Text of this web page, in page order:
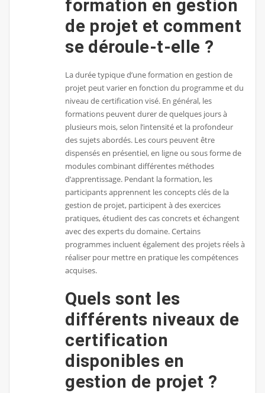
formation en gestion
de projet et comment
se déroule-t-elle ?
La durée typique d’une formation en gestion de
projet peut varier en fonction du programme et du
niveau de certification visé. En général, les
formations peuvent durer de quelques jours à
plusieurs mois, selon l’intensité et la profondeur
des sujets abordés. Les cours peuvent être
dispensés en présentiel, en ligne ou sous forme de
modules combinant différentes méthodes
d’apprentissage. Pendant la formation, les
participants apprennent les concepts clés de la
gestion de projet, participent à des exercices
pratiques, étudient des cas concrets et échangent
avec des experts du domaine. Certains
programmes incluent également des projets réels à
réaliser pour mettre en pratique les compétences
acquises.
Quels sont les
différents niveaux de
certification
disponibles en
gestion de projet ?